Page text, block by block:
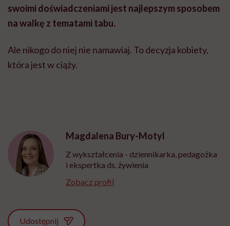
swoimi doświadczeniami jest najlepszym sposobem
na walkę z tematami tabu.
Ale nikogo do niej nie namawiaj. To decyzja kobiety,
która jest w ciąży.
Magdalena Bury-Motyl
Z wykształcenia - dziennikarka, pedagożka
i ekspertka ds. żywienia
Zobacz profil
Udostępnij